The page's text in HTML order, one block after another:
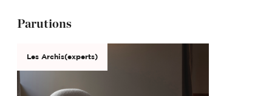
Parutions
Les Archis(experts)